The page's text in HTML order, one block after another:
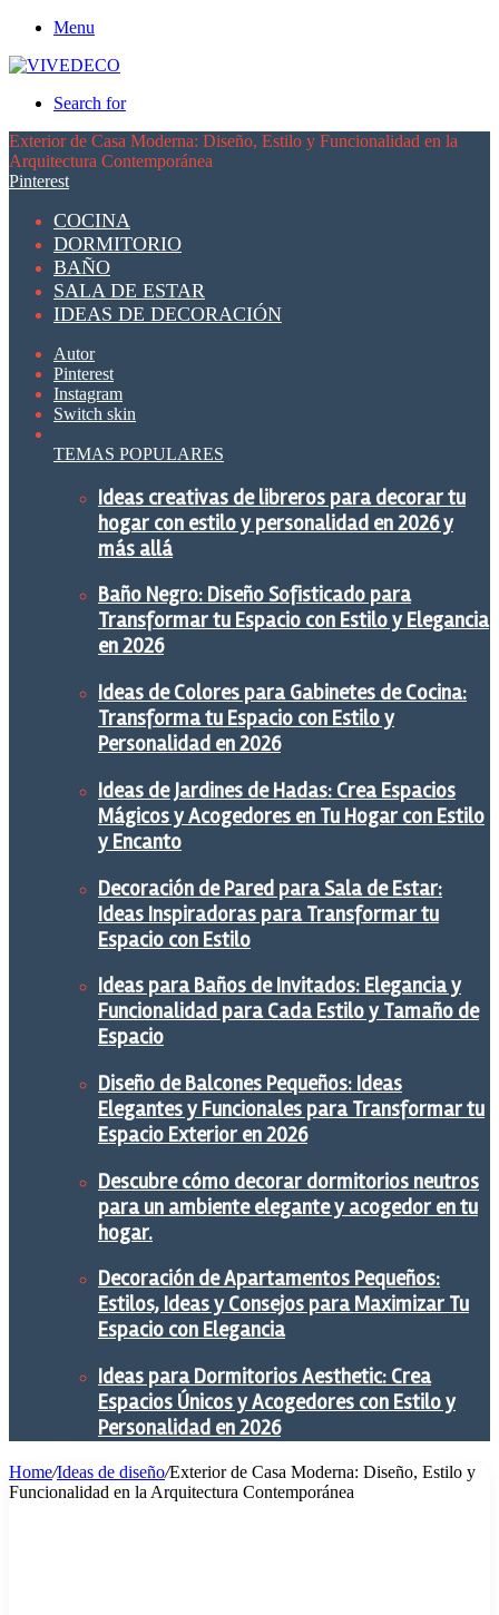
Menu
Search for
Exterior de Casa Moderna: Diseño, Estilo y Funcionalidad en la
Arquitectura Contemporánea
Pinterest
COCINA
DORMITORIO
BAÑO
SALA DE ESTAR
IDEAS DE DECORACIÓN
Autor
Pinterest
Instagram
Switch skin
TEMAS POPULARES
Ideas creativas de libreros para decorar tu
hogar con estilo y personalidad en 2026 y
más allá
Baño Negro: Diseño Sofisticado para
Transformar tu Espacio con Estilo y Elegancia
en 2026
Ideas de Colores para Gabinetes de Cocina:
Transforma tu Espacio con Estilo y
Personalidad en 2026
Ideas de Jardines de Hadas: Crea Espacios
Mágicos y Acogedores en Tu Hogar con Estilo
y Encanto
Decoración de Pared para Sala de Estar:
Ideas Inspiradoras para Transformar tu
Espacio con Estilo
Ideas para Baños de Invitados: Elegancia y
Funcionalidad para Cada Estilo y Tamaño de
Espacio
Diseño de Balcones Pequeños: Ideas
Elegantes y Funcionales para Transformar tu
Espacio Exterior en 2026
Descubre cómo decorar dormitorios neutros
para un ambiente elegante y acogedor en tu
hogar.
Decoración de Apartamentos Pequeños:
Estilos, Ideas y Consejos para Maximizar Tu
Espacio con Elegancia
Ideas para Dormitorios Aesthetic: Crea
Espacios Únicos y Acogedores con Estilo y
Personalidad en 2026
Home/Ideas de diseño/Exterior de Casa Moderna: Diseño, Estilo y
Funcionalidad en la Arquitectura Contemporánea